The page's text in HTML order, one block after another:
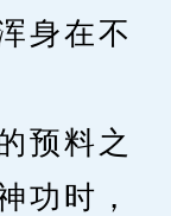
身在不
预料之
功时，